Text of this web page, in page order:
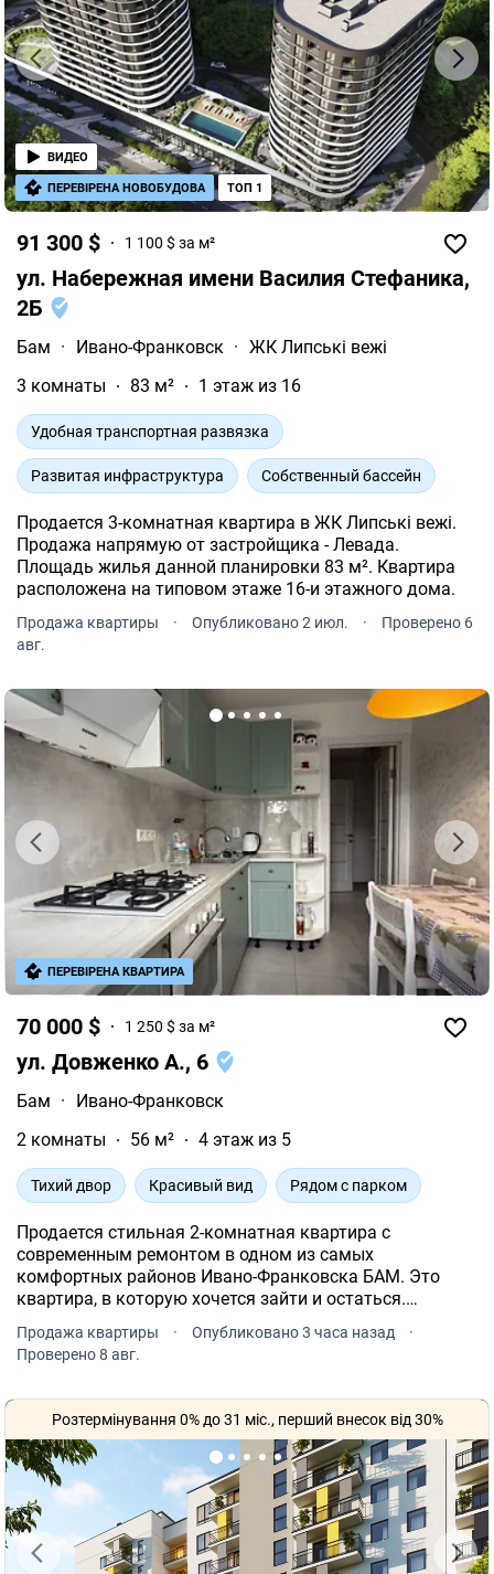
91 300 $ 1 100 $ за м²
ул. Набережная имени Василия Стефаника,
2Б
Бам · Ивано-Франковск · ЖК Липські вежі
3 комнаты
83 м² 1 этаж из 16
Удобная транспортная развязка
Развитая инфраструктура Собственный бассейн
Продается 3-комнатная квартира в ЖК Липські вежі.
Продажа напрямую от застройщика - Левада.
Площадь жилья данной планировки 83 м². Квартира
расположена на типовом этаже 16-и этажного дома.
Продажа квартиры · Опубликовано 2 июл. ·
Проверено 6
авг.
ВИДЕО
ПЕРЕВІРЕНА НОВОБУДОВА ТОП 1
70 000 $ 1 250 $ за м²
ул. Довженко А., 6
Бам ·
Ивано-Франковск
2 комнаты
56 м² 4 этаж из 5
Тихий двор Красивый вид Рядом с парком
Продается стильная 2-комнатная квартира с
современным ремонтом в одном из самых
комфортных районов Ивано-Франковска БАМ. Это
квартира, в которую хочется зайти и остаться.
семейных вечеров и встреч с друзьями.
Продажа квартиры · Опубликовано 3 часа назад
·
Проверено 8 авг.
ПЕРЕВІРЕНА КВАРТИРА
Розтермінування 0% до 31 міс., перший внесок від 30%